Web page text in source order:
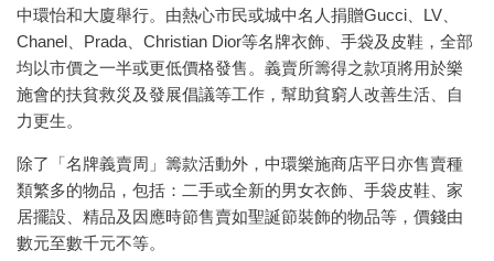
中環怡和大廈舉行。由熱心市民或城中名人捐贈Gucci、LV、
Chanel、Prada、Christian Dior等名牌衣飾、手袋及皮鞋，全部
均以市價之一半或更低價格發售。義賣所籌得之款項將用於樂
施會的扶貧救災及發展倡議等工作，幫助貧窮人改善生活、自
力更生。
除了「名牌義賣周」籌款活動外，中環樂施商店平日亦售賣種
類繁多的物品，包括：二手或全新的男女衣飾、手袋皮鞋、家
居擺設、精品及因應時節售賣如聖誕節裝飾的物品等，價錢由
數元至數千元不等。